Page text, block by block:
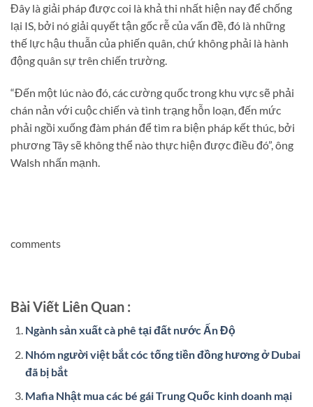
Đây là giải pháp được coi là khả thi nhất hiện nay để chống
lại IS, bởi nó giải quyết tận gốc rễ của vấn đề, đó là những
thế lực hậu thuẫn của phiến quân, chứ không phải là hành
động quân sự trên chiến trường.
“Đến một lúc nào đó, các cường quốc trong khu vực sẽ phải
chán nản với cuộc chiến và tình trạng hỗn loạn, đến mức
phải ngồi xuống đàm phán để tìm ra biện pháp kết thúc, bởi
phương Tây sẽ không thể nào thực hiện được điều đó”, ông
Walsh nhấn mạnh.
comments
Bài Viết Liên Quan :
Ngành sản xuất cà phê tại đất nước Ấn Độ
Nhóm người việt bắt cóc tống tiền đồng hương ở Dubai
đã bị bắt
Mafia Nhật mua các bé gái Trung Quốc kinh doanh mại